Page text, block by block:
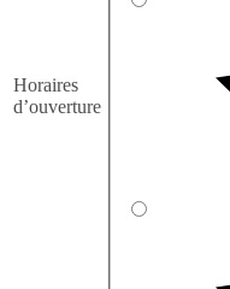
Horaires
d’ouverture